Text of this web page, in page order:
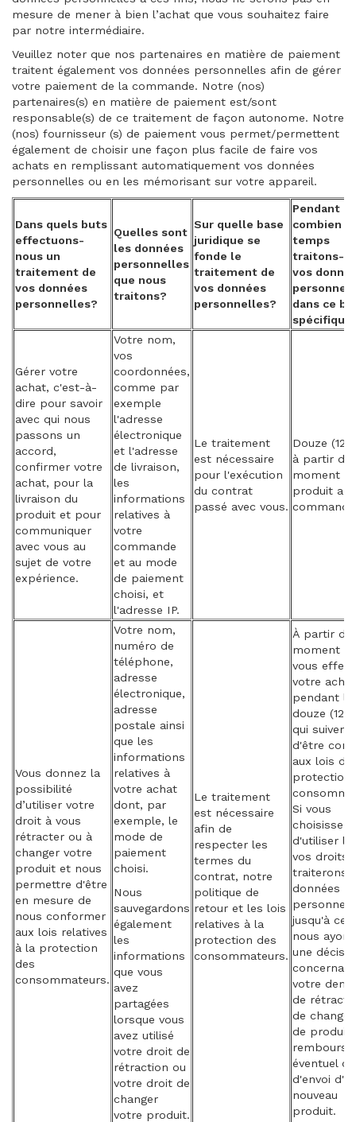
mesure de mener à bien l’achat que vous souhaitez faire
par notre intermédiaire.
Veuillez noter que nos partenaires en matière de paiement
traitent également vos données personnelles afin de gérer
votre paiement de la commande. Notre (nos)
partenaires(s) en matière de paiement est/sont
responsable(s) de ce traitement de façon autonome. Notre
(nos) fournisseur (s) de paiement vous permet/permettent
également de choisir une façon plus facile de faire vos
achats en remplissant automatiquement vos données
personnelles ou en les mémorisant sur votre appareil.
Dans quels buts
effectuons-
nous un
traitement de
vos données
personnelles?
Quelles sont
les données
personnelles
que nous
traitons?
Sur quelle base
juridique se
fonde le
traitement de
vos données
personnelles?
Pendant
combien
temps
traitons-
vos
dans ce
Gérer votre
achat, c'est-à-
dire pour savoir
avec qui nous
passons un
accord,
confirmer votre
achat, pour la
livraison du
produit et pour
communiquer
avec vous au
sujet de votre
expérience.
Votre nom,
vos
coordonnées,
comme par
exemple
l'adresse
électronique
et l'adresse
de livraison,
les
informations
relatives à
votre
commande
et au mode
de paiement
choisi, et
l'adresse IP.
Le traitement
est nécessaire
pour l'exécution
du contrat
passé avec vous.
Douze (12)
à partir du
moment
produit a
Vous donnez la
possibilité
d’utiliser votre
droit à vous
rétracter ou à
changer votre
produit et nous
permettre d'être
en mesure de
nous conformer
aux lois relatives
à la protection
des
consommateurs.
Votre nom,
numéro de
téléphone,
adresse
électronique,
adresse
postale ainsi
que les
informations
relatives à
votre achat
dont, par
exemple, le
mode de
paiement
choisi.
Nous
sauvegardons
également
les
informations
que vous
avez
partagées
lorsque vous
avez utilisé
votre droit de
rétraction ou
votre droit de
changer
votre produit.
Le traitement
est nécessaire
afin de
respecter les
termes du
contrat, notre
politique de
retour et les lois
relatives à la
protection des
consommateurs.
À partir du
moment
vous
votre
pendant
douze (12)
qui suivent
d'être
aux lois de
protection
Si vous
choisissez
d'utiliser
vos droits,
traiterons
données
jusqu'à ce
nous
une
concernant
votre
de
de
de produit,
éventuel ou
d'envoi
nouveau
produit.